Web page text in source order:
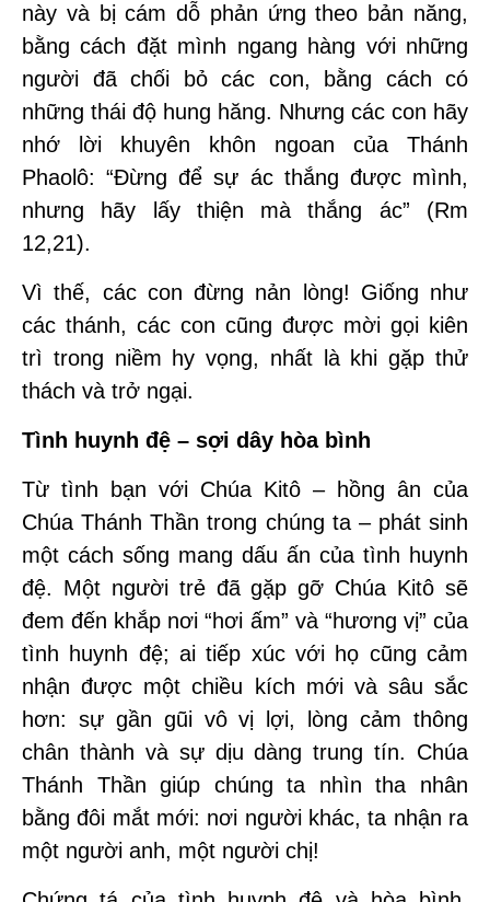
này và bị cám dỗ phản ứng theo bản năng,
bằng cách đặt mình ngang hàng với những
người đã chối bỏ các con, bằng cách có
những thái độ hung hăng. Nhưng các con hãy
nhớ lời khuyên khôn ngoan của Thánh
Phaolô: “Đừng để sự ác thắng được mình,
nhưng hãy lấy thiện mà thắng ác” (Rm
12,21).
Vì thế, các con đừng nản lòng! Giống như
các thánh, các con cũng được mời gọi kiên
trì trong niềm hy vọng, nhất là khi gặp thử
thách và trở ngại.
Tình huynh đệ – sợi dây hòa bình
Từ tình bạn với Chúa Kitô – hồng ân của
Chúa Thánh Thần trong chúng ta – phát sinh
một cách sống mang dấu ấn của tình huynh
đệ. Một người trẻ đã gặp gỡ Chúa Kitô sẽ
đem đến khắp nơi “hơi ấm” và “hương vị” của
tình huynh đệ; ai tiếp xúc với họ cũng cảm
nhận được một chiều kích mới và sâu sắc
hơn: sự gần gũi vô vị lợi, lòng cảm thông
chân thành và sự dịu dàng trung tín. Chúa
Thánh Thần giúp chúng ta nhìn tha nhân
bằng đôi mắt mới: nơi người khác, ta nhận ra
một người anh, một người chị!